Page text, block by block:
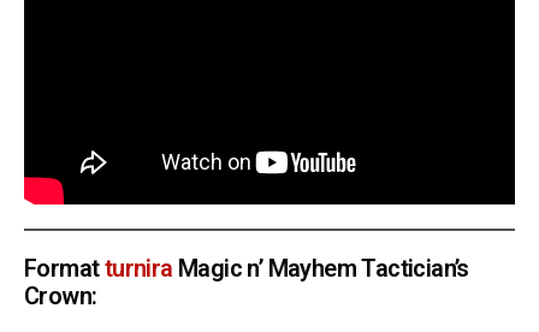
Formatturnira Magic n’ Mayhem Tactician’s
Crown: